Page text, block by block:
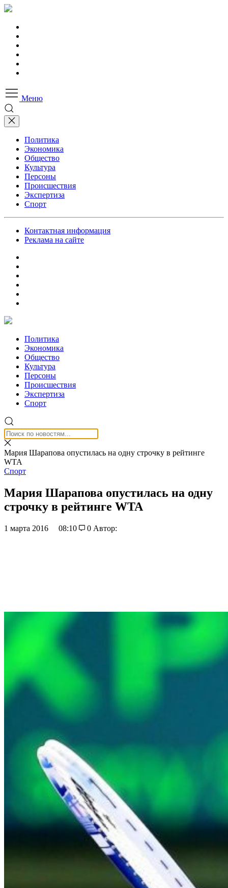
Меню
Политика
Экономика
Общество
Культура
Персоны
Происшествия
Экспертиза
Спорт
Контактная информация
Реклама на сайте
Политика
Экономика
Общество
Культура
Персоны
Происшествия
Экспертиза
Спорт
Мария Шарапова опустилась на одну строчку в рейтинге
WTA
Спорт
Мария Шарапова опустилась на одну
строчку в рейтинге WTA
1 марта 2016 08:10 0 Автор: